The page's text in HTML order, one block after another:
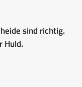
sind richtig.
Huld.